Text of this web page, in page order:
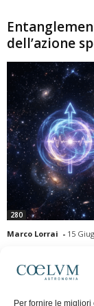
Per fornire le
dell’azione
280
Marco Lorrai - 15
moderna: due
la distanza che le
previsioni della